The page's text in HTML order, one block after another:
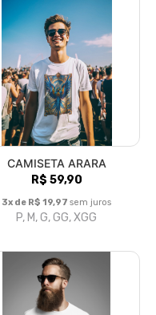
CAMISETA ARARA
R$ 59,90
3x de R$ 19,97 sem juros
P, M, G, GG, XGG